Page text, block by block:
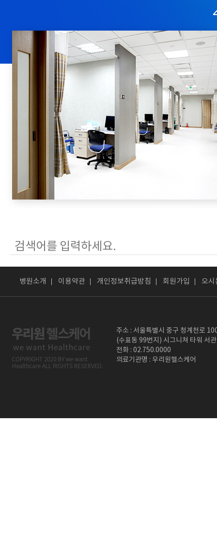
병원소개 이용약관 개인정보취급방침 회원가입 오시
주소 : 서울특별시 중구 청계천로
(수표동 99번지) 시그니쳐 타워 서
전화 : 02.750.0000
의료기관명 : 우리원헬스케어